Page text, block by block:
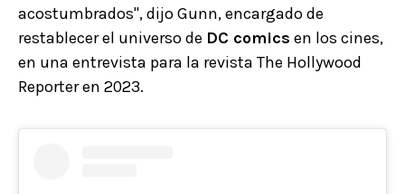
acostumbrados", dijo Gunn, encargado de
restablecer el universo de DC comics en los cines,
en una entrevista para la revista The Hollywood
Reporter en 2023.